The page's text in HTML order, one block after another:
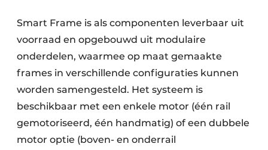
Smart Frame is als componenten leverbaar uit
voorraad en opgebouwd uit modulaire
onderdelen, waarmee op maat gemaakte
frames in verschillende configuraties kunnen
worden samengesteld. Het systeem is
beschikbaar met een enkele motor (één rail
gemotoriseerd, één handmatig) of een dubbele
motor optie (boven- en onderrail